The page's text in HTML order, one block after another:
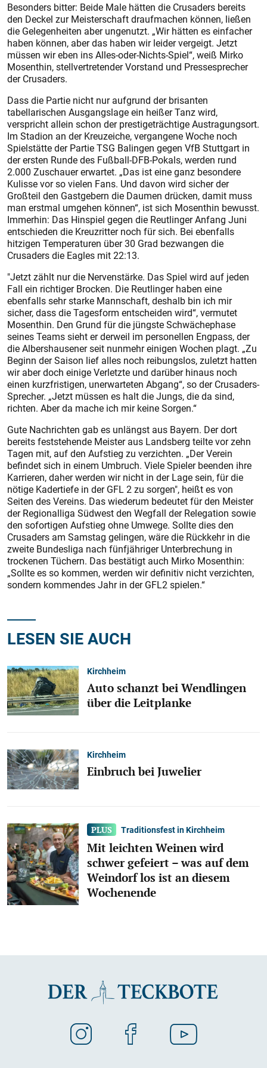
Besonders bitter: Beide Male hätten die Crusaders bereits
den Deckel zur Meisterschaft draufmachen können, ließen
die Gelegenheiten aber ungenutzt. „Wir hätten es einfacher
haben können, aber das haben wir leider vergeigt. Jetzt
müssen wir eben ins Alles-oder-Nichts-Spiel“, weiß Mirko
Mosenthin, stellvertretender Vorstand und Pressesprecher
der Crusaders.
Dass die Partie nicht nur aufgrund der brisanten
tabellarischen Ausgangslage ein heißer Tanz wird,
verspricht allein schon der prestigeträchtige Austragungsort.
Im Stadion an der Kreuzeiche, vergangene Woche noch
Spielstätte der Partie TSG Balingen gegen VfB Stuttgart in
der ersten Runde des Fußball-DFB-Pokals, werden rund
2.000 Zuschauer erwartet. „Das ist eine ganz besondere
Kulisse vor so vielen Fans. Und davon wird sicher der
Großteil den Gastgebern die Daumen drücken, damit muss
man erstmal umgehen können“, ist sich Mosenthin bewusst.
Immerhin: Das Hinspiel gegen die Reutlinger Anfang Juni
entschieden die Kreuzritter noch für sich. Bei ebenfalls
hitzigen Temperaturen über 30 Grad bezwangen die
Crusaders die Eagles mit 22:13.
"Jetzt zählt nur die Nervenstärke. Das Spiel wird auf jeden
Fall ein richtiger Brocken. Die Reutlinger haben eine
ebenfalls sehr starke Mannschaft, deshalb bin ich mir
sicher, dass die Tagesform entscheiden wird“, vermutet
Mosenthin. Den Grund für die jüngste Schwächephase
seines Teams sieht er derweil im personellen Engpass, der
die Albershausener seit nunmehr einigen Wochen plagt. „Zu
Beginn der Saison lief alles noch reibungslos, zuletzt hatten
wir aber doch einige Verletzte und darüber hinaus noch
einen kurzfristigen, unerwarteten Abgang“, so der Crusaders-
Sprecher. „Jetzt müssen es halt die Jungs, die da sind,
richten. Aber da mache ich mir keine Sorgen.“
Gute Nachrichten gab es unlängst aus Bayern. Der dort
bereits feststehende Meister aus Landsberg teilte vor zehn
Tagen mit, auf den Aufstieg zu verzichten. „Der Verein
befindet sich in einem Umbruch. Viele Spieler beenden ihre
Karrieren, daher werden wir nicht in der Lage sein, für die
nötige Kadertiefe in der GFL 2 zu sorgen", heißt es von
Seiten des Vereins. Das wiederum bedeutet für den Meister
der Regionalliga Südwest den Wegfall der Relegation sowie
den sofortigen Aufstieg ohne Umwege. Sollte dies den
Crusaders am Samstag gelingen, wäre die Rückkehr in die
zweite Bundesliga nach fünfjähriger Unterbrechung in
trockenen Tüchern. Das bestätigt auch Mirko Mosenthin:
„Sollte es so kommen, werden wir definitiv nicht verzichten,
sondern kommendes Jahr in der GFL2 spielen.“
LESEN SIE AUCH
Kirchheim
Auto schanzt bei Wendlingen
über die Leitplanke
Kirchheim
Einbruch bei Juwelier
Traditionsfest in Kirchheim
Mit leichten Weinen wird
schwer gefeiert – was auf dem
Weindorf los ist an diesem
Wochenende